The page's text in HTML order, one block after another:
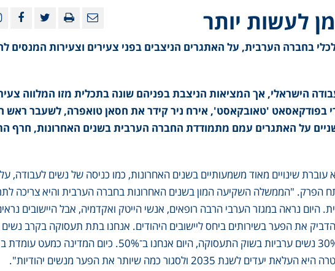
בחברה הערבית, על האתגרים הניצבים בפני צעירים וצעירות המנסים
הישראלי, אך המציאות הניצבת בפניהם שונה בתכלית מזו המלווה
בפודקאסאט 'טאובקאסט', אירח ניר קידר את חסאן טואפרה, לשעבר ראש
על האתגרים עמם מתמודדת החברה הערבית בשנים האחרונות, חרף
המדינה, והיא עוברת שינויים מאוד משמעותיים בשנים האחרונות, כמו כניסה של נשים לעבודה,
הפרק. "הממשלה השקיעה המון בשנים האחרונות בחברה הערבית והיא צריכה
היום נראה במגזר הערבי הרבה רופאים, אנשי הייטק ואקדמיה, אבל היישובים
את הפער בשירותים ביחס ליישובים היהודים. אנחנו בתת תעסוקה בקרב נשים
אך אנחנו במגמת עלייה. רק לפני עשור היו פחות מ־30% נשים ערביות בשוק התעסוקה, היום אנחנו ב־50%.